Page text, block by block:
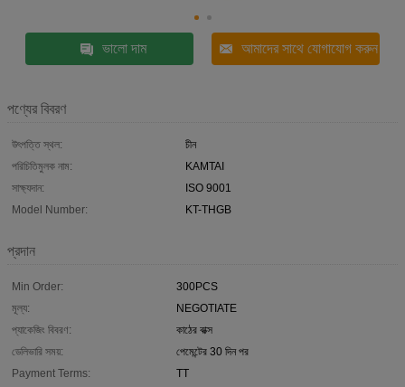
ভালো দাম আমাদের সাথে যোগাযোগ করুন
পণ্যের বিবরণ
উৎপত্তি স্থল:
চীন
পরিচিতিমুলক নাম:
KAMTAI
সাক্ষ্যদান:
ISO 9001
Model Number:
KT-THGB
প্রদান
Min Order:
300PCS
মূল্য:
NEGOTIATE
প্যাকেজিং বিবরণ:
কাঠের বাক্স
ডেলিভারি সময়:
পেমেন্টের 30 দিন পর
Payment Terms:
TT